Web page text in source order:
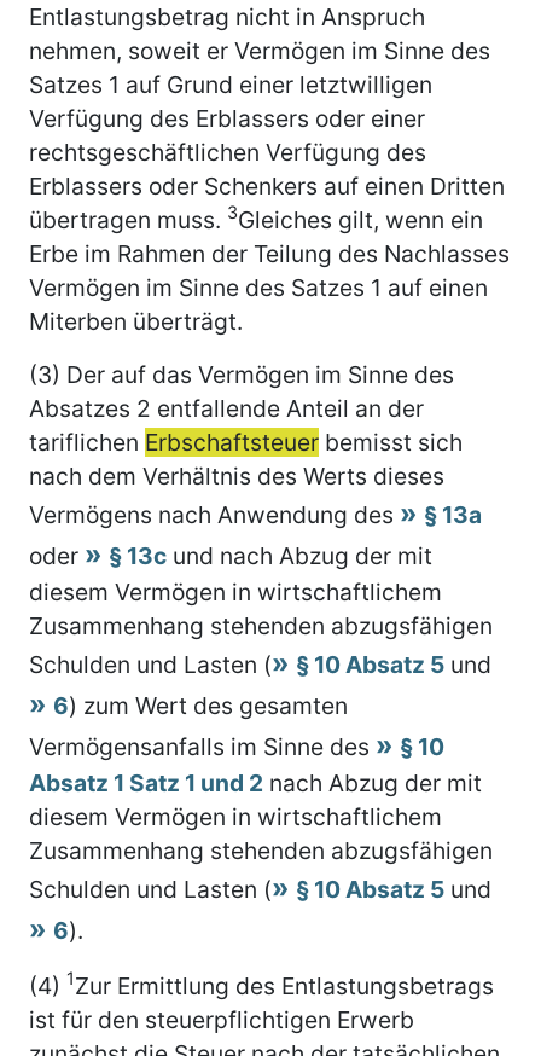
Entlastungsbetrag nicht in Anspruch
nehmen, soweit er Vermögen im Sinne des
Satzes 1 auf Grund einer letztwilligen
Verfügung des Erblassers oder einer
rechtsgeschäftlichen Verfügung des
Erblassers oder Schenkers auf einen Dritten
übertragen muss. 3Gleiches gilt, wenn ein
Erbe im Rahmen der Teilung des Nachlasses
Vermögen im Sinne des Satzes 1 auf einen
Miterben überträgt.
(3) Der auf das Vermögen im Sinne des
Absatzes 2 entfallende Anteil an der
tariflichen Erbschaftsteuer bemisst sich
nach dem Verhältnis des Werts dieses
Vermögens nach Anwendung des
§ 13a
oder
§ 13c und nach Abzug der mit
diesem Vermögen in wirtschaftlichem
Zusammenhang stehenden abzugsfähigen
Schulden und Lasten (
§ 10 Absatz 5 und
6) zum Wert des gesamten
Vermögensanfalls im Sinne des
§ 10
Absatz 1 Satz 1 und 2 nach Abzug der mit
diesem Vermögen in wirtschaftlichem
Zusammenhang stehenden abzugsfähigen
Schulden und Lasten (
§ 10 Absatz 5 und
6).
(4) 1Zur Ermittlung des Entlastungsbetrags
ist für den steuerpflichtigen Erwerb